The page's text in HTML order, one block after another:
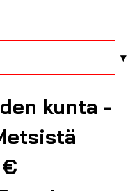
kunta -